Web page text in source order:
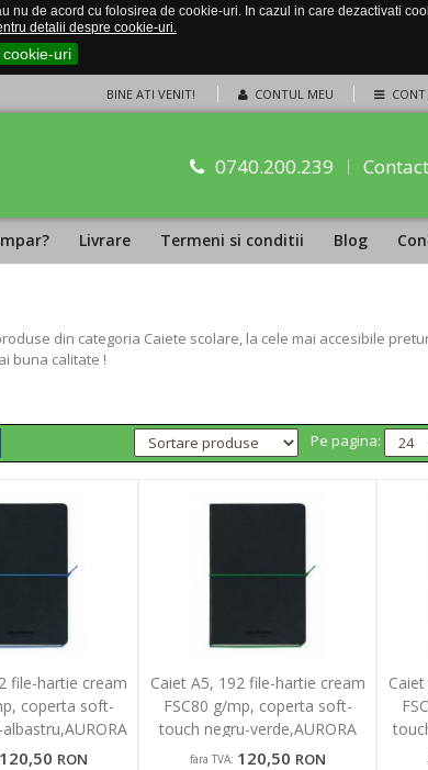
de acord cu folosirea de cookie-uri. In cazul in care dezactivati
detalii despre cookie-uri.
cookie-uri
CONTUL MEU
BINE ATI VENIT!
0740.200.239
Livrare Termeni si conditii Blog
din categoria Caiete scolare, la cele mai accesibile
buna calitate !
Pe pagina:
file-hartie cream
coperta soft-
dictando
120,50 RON
Caiet A5, 192 file-hartie cream
FSC80 g/mp, coperta soft-
touch negru-verde,AURORA
Tesoro - dictando
fara TVA: 120,50 RON